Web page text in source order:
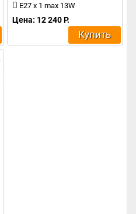
E27 x 1 max 13W
Цена: 12 240 Р.
Купить